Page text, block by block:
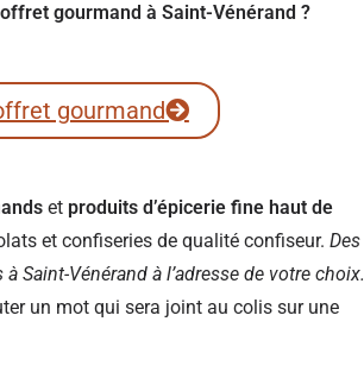
gourmand à Saint-Vénérand ?
gourmand
et produits d’épicerie fine haut de
et confiseries de qualité confiseur. Des
Saint-Vénérand à l’adresse de votre choix.
un mot qui sera joint au colis sur une